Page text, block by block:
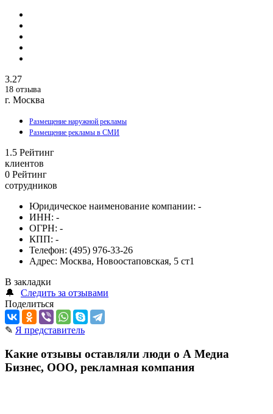
3.27
18 отзыва
г. Москва
Размещение наружной рекламы
Размещение рекламы в СМИ
1.5 Рейтинг
клиентов
0 Рейтинг
сотрудников
Юридическое наименование компании: -
ИНН: -
ОГРН: -
КПП: -
Телефон: (495) 976-33-26
Адрес: Москва, Новоостаповская, 5 ст1
В закладки
🔔
Следить за отзывами
Поделиться
✎ Я представитель
Какие отзывы оставляли люди о А Медиа
Бизнес, ООО, рекламная компания